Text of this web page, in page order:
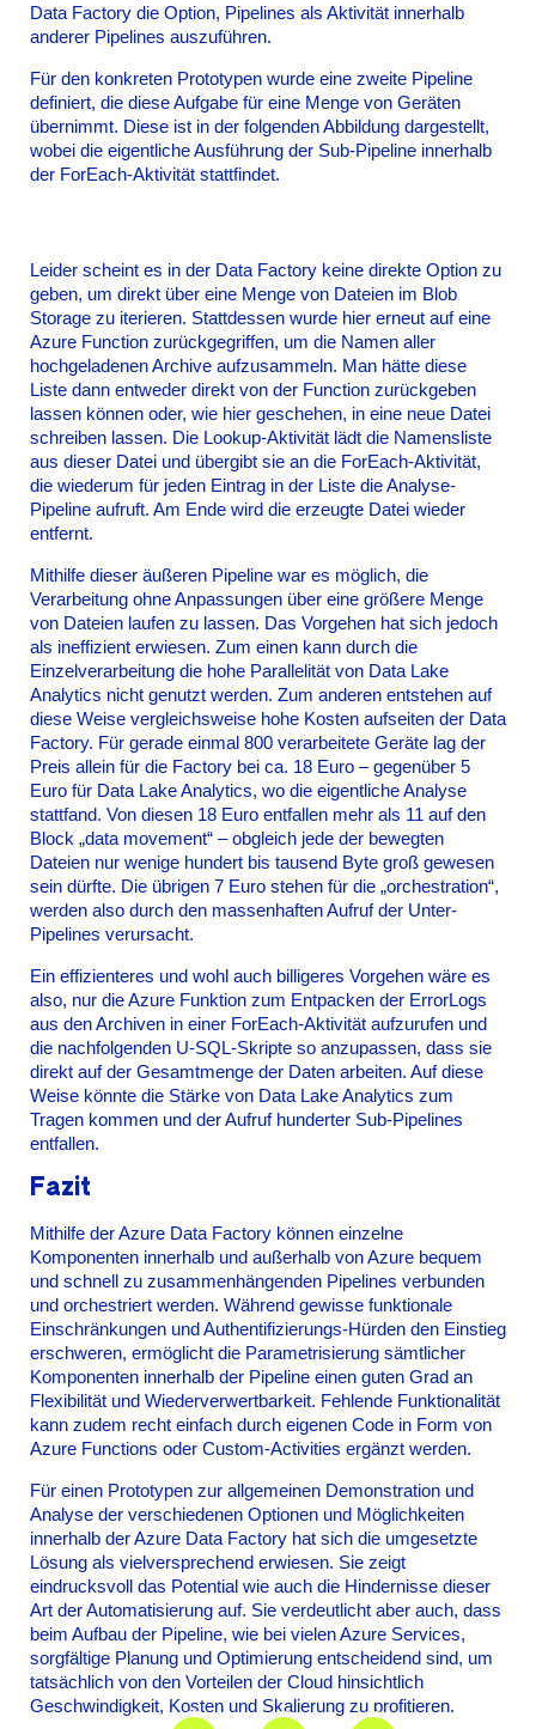
Data Factory die Option, Pipelines als Aktivität innerhalb
anderer Pipelines auszuführen.
Für den konkreten Prototypen wurde eine zweite Pipeline
definiert, die diese Aufgabe für eine Menge von Geräten
übernimmt. Diese ist in der folgenden Abbildung dargestellt,
wobei die eigentliche Ausführung der Sub-Pipeline innerhalb
der ForEach-Aktivität stattfindet.
Leider scheint es in der Data Factory keine direkte Option zu
geben, um direkt über eine Menge von Dateien im Blob
Storage zu iterieren. Stattdessen wurde hier erneut auf eine
Azure Function zurückgegriffen, um die Namen aller
hochgeladenen Archive aufzusammeln. Man hätte diese
Liste dann entweder direkt von der Function zurückgeben
lassen können oder, wie hier geschehen, in eine neue Datei
schreiben lassen. Die Lookup-Aktivität lädt die Namensliste
aus dieser Datei und übergibt sie an die ForEach-Aktivität,
die wiederum für jeden Eintrag in der Liste die Analyse-
Pipeline aufruft. Am Ende wird die erzeugte Datei wieder
entfernt.
Mithilfe dieser äußeren Pipeline war es möglich, die
Verarbeitung ohne Anpassungen über eine größere Menge
von Dateien laufen zu lassen. Das Vorgehen hat sich jedoch
als ineffizient erwiesen. Zum einen kann durch die
Einzelverarbeitung die hohe Parallelität von Data Lake
Analytics nicht genutzt werden. Zum anderen entstehen auf
diese Weise vergleichsweise hohe Kosten aufseiten der Data
Factory. Für gerade einmal 800 verarbeitete Geräte lag der
Preis allein für die Factory bei ca. 18 Euro – gegenüber 5
Euro für Data Lake Analytics, wo die eigentliche Analyse
stattfand. Von diesen 18 Euro entfallen mehr als 11 auf den
Block „data movement“ – obgleich jede der bewegten
Dateien nur wenige hundert bis tausend Byte groß gewesen
sein dürfte. Die übrigen 7 Euro stehen für die „orchestration“,
werden also durch den massenhaften Aufruf der Unter-
Pipelines verursacht.
Ein effizienteres und wohl auch billigeres Vorgehen wäre es
also, nur die Azure Funktion zum Entpacken der ErrorLogs
aus den Archiven in einer ForEach-Aktivität aufzurufen und
die nachfolgenden U-SQL-Skripte so anzupassen, dass sie
direkt auf der Gesamtmenge der Daten arbeiten. Auf diese
Weise könnte die Stärke von Data Lake Analytics zum
Tragen kommen und der Aufruf hunderter Sub-Pipelines
entfallen.
Fazit
Mithilfe der Azure Data Factory können einzelne
Komponenten innerhalb und außerhalb von Azure bequem
und schnell zu zusammenhängenden Pipelines verbunden
und orchestriert werden. Während gewisse funktionale
Einschränkungen und Authentifizierungs-Hürden den Einstieg
erschweren, ermöglicht die Parametrisierung sämtlicher
Komponenten innerhalb der Pipeline einen guten Grad an
Flexibilität und Wiederverwertbarkeit. Fehlende Funktionalität
kann zudem recht einfach durch eigenen Code in Form von
Azure Functions oder Custom-Activities ergänzt werden.
Für einen Prototypen zur allgemeinen Demonstration und
Analyse der verschiedenen Optionen und Möglichkeiten
innerhalb der Azure Data Factory hat sich die umgesetzte
Lösung als vielversprechend erwiesen. Sie zeigt
eindrucksvoll das Potential wie auch die Hindernisse dieser
Art der Automatisierung auf. Sie verdeutlicht aber auch, dass
beim Aufbau der Pipeline, wie bei vielen Azure Services,
sorgfältige Planung und Optimierung entscheidend sind, um
tatsächlich von den Vorteilen der Cloud hinsichtlich
Geschwindigkeit, Kosten und Skalierung zu profitieren.